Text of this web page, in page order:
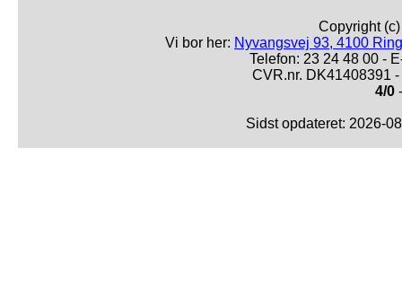
Copyright
Vi bor her: Nyvangsvej 93, 4100
Telefon: 23 24 48 00 -
CVR.nr. DK41408391
4/0
Sidst opdateret: 2026-